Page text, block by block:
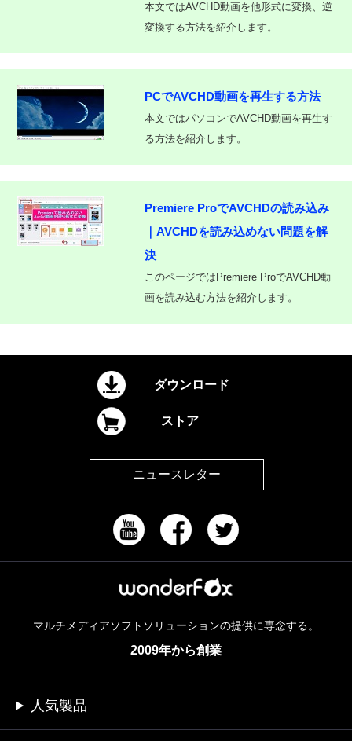
本文ではAVCHD動画を他形式に変換、逆
変換する方法を紹介します。
PCでAVCHD動画を再生する方法
本文ではパソコンでAVCHD動画を再生す
る方法を紹介します。
Premiere ProでAVCHDの読み込み
｜AVCHDを読み込めない問題を解
決
このページではPremiere ProでAVCHD動
画を読み込む方法を紹介します。
ダウンロード
ストア
ニュースレター
マルチメディアソフトソリューションの提供に専念する。
2009年から創業
人気製品